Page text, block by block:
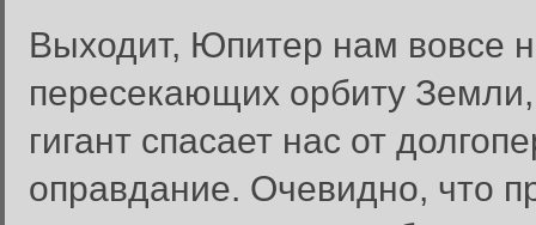
Выходит, Юпитер нам вовсе
пересекающих орбиту
гигант спасает нас от
оправдание. Очевидно, что